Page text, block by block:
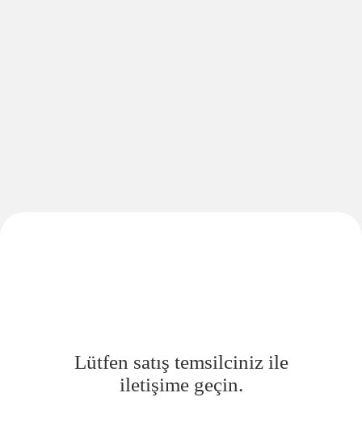
Lütfen satış temsilciniz ile
iletişime geçin.